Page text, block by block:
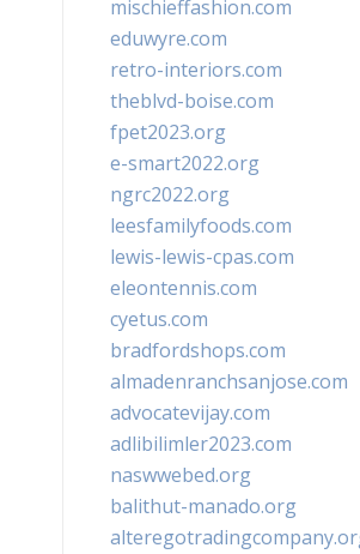
mischieffashion.com
eduwyre.com
retro-interiors.com
theblvd-boise.com
fpet2023.org
e-smart2022.org
ngrc2022.org
leesfamilyfoods.com
lewis-lewis-cpas.com
eleontennis.com
cyetus.com
bradfordshops.com
almadenranchsanjose.com
advocatevijay.com
adlibilimler2023.com
naswwebed.org
balithut-manado.org